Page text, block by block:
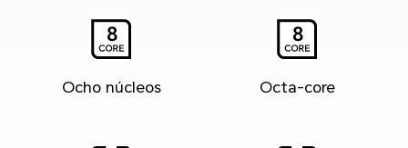
Ocho núcleos Octa-core